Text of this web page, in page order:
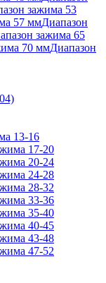
зажима 53
57 ммДиапазон
зажима 65
70 ммДиапазон
13-16
17-20
20-24
24-28
28-32
33-36
35-40
40-45
43-48
47-52